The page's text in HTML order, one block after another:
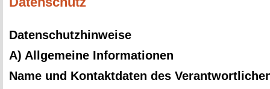
Da­ten­schutz­hin­wei­se
A) All­ge­mei­ne In­for­ma­tio­nen
Name und Kon­takt­da­ten des